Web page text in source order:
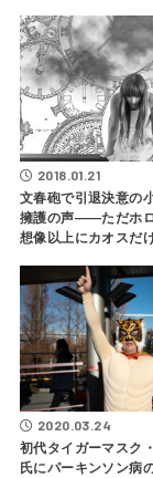
2018.01.21
文春砲で引退決意の
擁護の声――ただホ
想像以上にカオスだ
2020.03.24
初代タイガーマスク
氏にパーキンソン